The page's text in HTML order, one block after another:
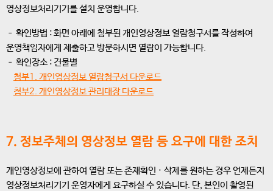
영상정보처리기기를 설치 운영합니다.
– 확인방법 : 화면 아래에 첨부된 개인영상정보 열람청구서를 작성하여
운영책임자에게 제출하고 방문하시면 열람이 가능합니다.
– 확인장소 : 건물별
첨부1. 개인영상정보 열람청구서 다운로드
첨부2. 개인영상정보 관리대장 다운로드
7. 정보주체의 영상정보 열람 등 요구에 대한 조치
개인영상정보에 관하여 열람 또는 존재확인 · 삭제를 원하는 경우 언제든지
영상정보처리기기 운영자에게 요구하실 수 있습니다. 단, 본인이 촬영된